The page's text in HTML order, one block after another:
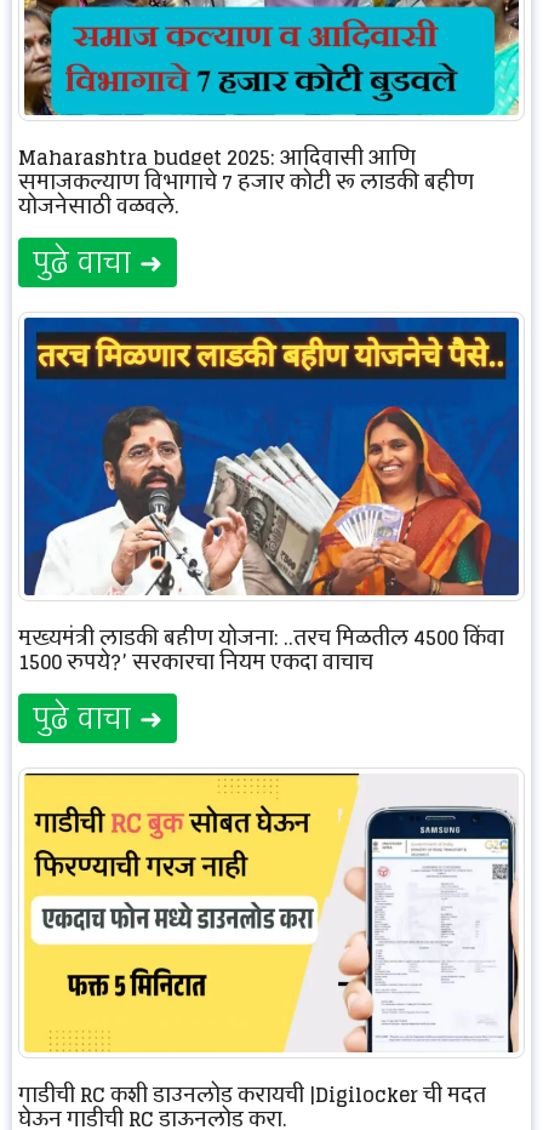
Maharashtra budget 2025: आदिवासी आणि
समाजकल्याण विभागाचे 7 हजार कोटी रू लाडकी बहीण
योजनेसाठी वळवले.
पुढे वाचा ➜
मुख्यमंत्री लाडकी बहीण योजना: ..तरच मिळतील 4500 किंवा
1500 रुपये?’ सरकारचा नियम एकदा वाचाच
पुढे वाचा ➜
गाडीची RC कशी डाउनलोड करायची |Digilocker ची मदत
घेऊन गाडीची RC डाऊनलोड करा.